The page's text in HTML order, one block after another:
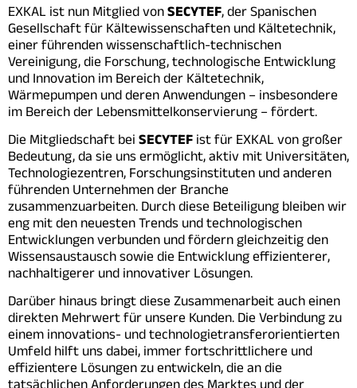
EXKAL ist nun Mitglied vonSECYTEF, der Spanischen
Gesellschaft für Kältewissenschaften und Kältetechnik,
einer führenden wissenschaftlich-technischen
Vereinigung, die Forschung, technologische Entwicklung
und Innovation im Bereich der Kältetechnik,
Wärmepumpen und deren Anwendungen – insbesondere
im Bereich der Lebensmittelkonservierung – fördert.
Die Mitgliedschaft beiSECYTEFist für EXKAL von großer
Bedeutung, da sie uns ermöglicht, aktiv mit Universitäten,
Technologiezentren, Forschungsinstituten und anderen
führenden Unternehmen der Branche
zusammenzuarbeiten. Durch diese Beteiligung bleiben wir
eng mit den neuesten Trends und technologischen
Entwicklungen verbunden und fördern gleichzeitig den
Wissensaustausch sowie die Entwicklung effizienterer,
nachhaltigerer und innovativer Lösungen.
Darüber hinaus bringt diese Zusammenarbeit auch einen
direkten Mehrwert für unsere Kunden. Die Verbindung zu
einem innovations- und technologietransferorientierten
Umfeld hilft uns dabei, immer fortschrittlichere und
effizientere Lösungen zu entwickeln, die an die